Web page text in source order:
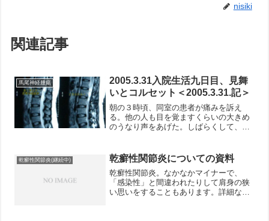
nisiki
関連記事
馬尾神経腫瘍
2005.3.31入院生活九日目、見舞
いとコルセット＜2005.3.31.記＞
朝の３時頃、同室の患者が痛みを訴え
る。他の人も目を覚ますくらいの大きめ
のうなり声をあげた。しばらくして、看
は大きかったが、痛みで声を上げている
のである。起こされたとはいえ...
乾癬性関節炎(継続中) 乾癬性関節炎についての資料
乾癬性関節炎。なかなかマイナーで、
「感染性」と間違われたりして肩身の狭
い思いをすることもあります。詳細な説